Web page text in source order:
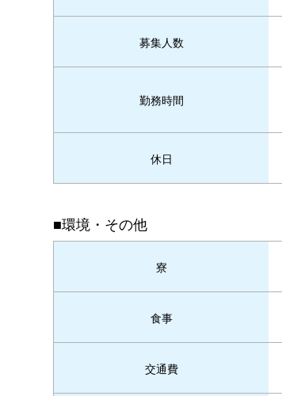
募集人数
勤務時間
休日
■環境・その他
寮
食事
交通費